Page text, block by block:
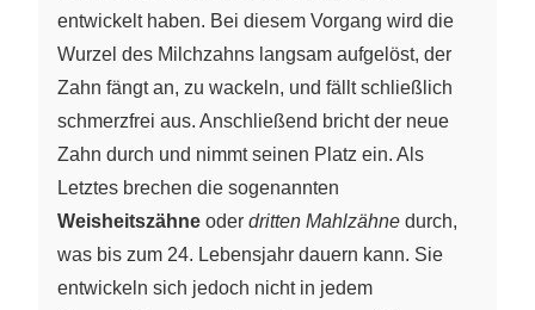
entwickelt haben. Bei diesem Vorgang wird die
Wurzel des Milchzahns langsam aufgelöst, der
Zahn fängt an, zu wackeln, und fällt schließlich
schmerzfrei aus. Anschließend bricht der neue
Zahn durch und nimmt seinen Platz ein. Als
Letztes brechen die sogenannten
Weisheitszähne oder dritten Mahlzähne durch,
was bis zum 24. Lebensjahr dauern kann. Sie
entwickeln sich jedoch nicht in jedem